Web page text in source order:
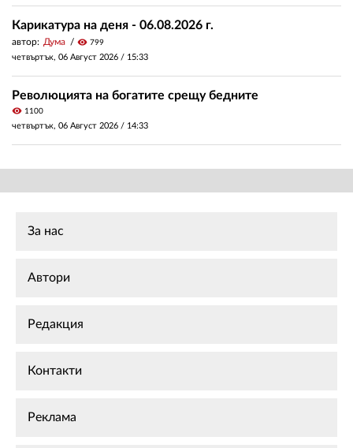
Карикатура на деня - 06.08.2026 г.
автор: Дума visibility 799
четвъртък, 06 Август 2026 / 15:33
Революцията на богатите срещу бедните
visibility 1100
четвъртък, 06 Август 2026 / 14:33
За нас
Автори
Редакция
Контакти
Реклама